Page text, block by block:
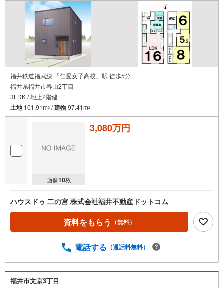
福井鉄道福武線 「仁愛女子高校」駅 徒歩5分
福井県福井市春山2丁目
3LDK / 地上2階建
土地101.91m2 /建物97.41m2
画像10枚
3,080万円
ハウスドゥ 二の宮 株式会社福井不動産ドットコム
資料をもらう （無料）
電話する （通話料無料）
福井市文京3丁目